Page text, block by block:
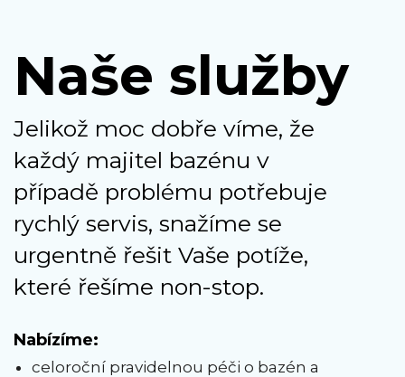
Naše služby
Jelikož moc dobře víme, že
každý majitel bazénu v
případě problému potřebuje
rychlý servis, snažíme se
urgentně řešit Vaše potíže,
které řešíme non-stop.
Nabízíme:
celoroční pravidelnou péči o bazén a